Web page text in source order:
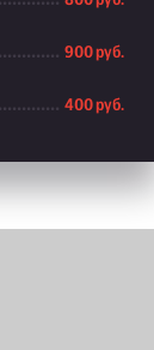
900 руб.
400 руб.